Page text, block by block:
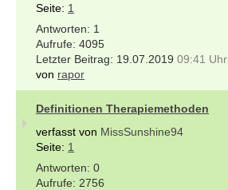
Seite: 1
1
4095
19.07.2019 09:41 Uhr
von rapor
Definitionen Therapiemethoden
verfasst von MissSunshine94
Seite: 1
0
2756